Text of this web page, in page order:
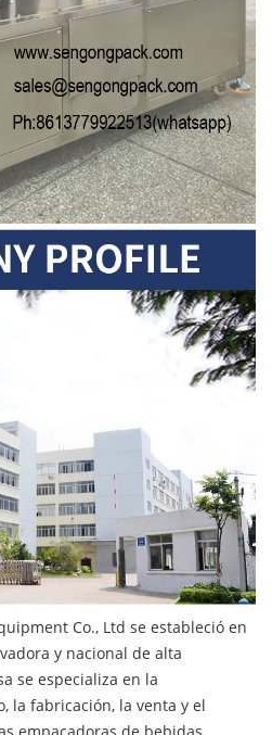
Co., Ltd se estableció en
y nacional de alta
se especializa en la
la fabricación, la venta y el